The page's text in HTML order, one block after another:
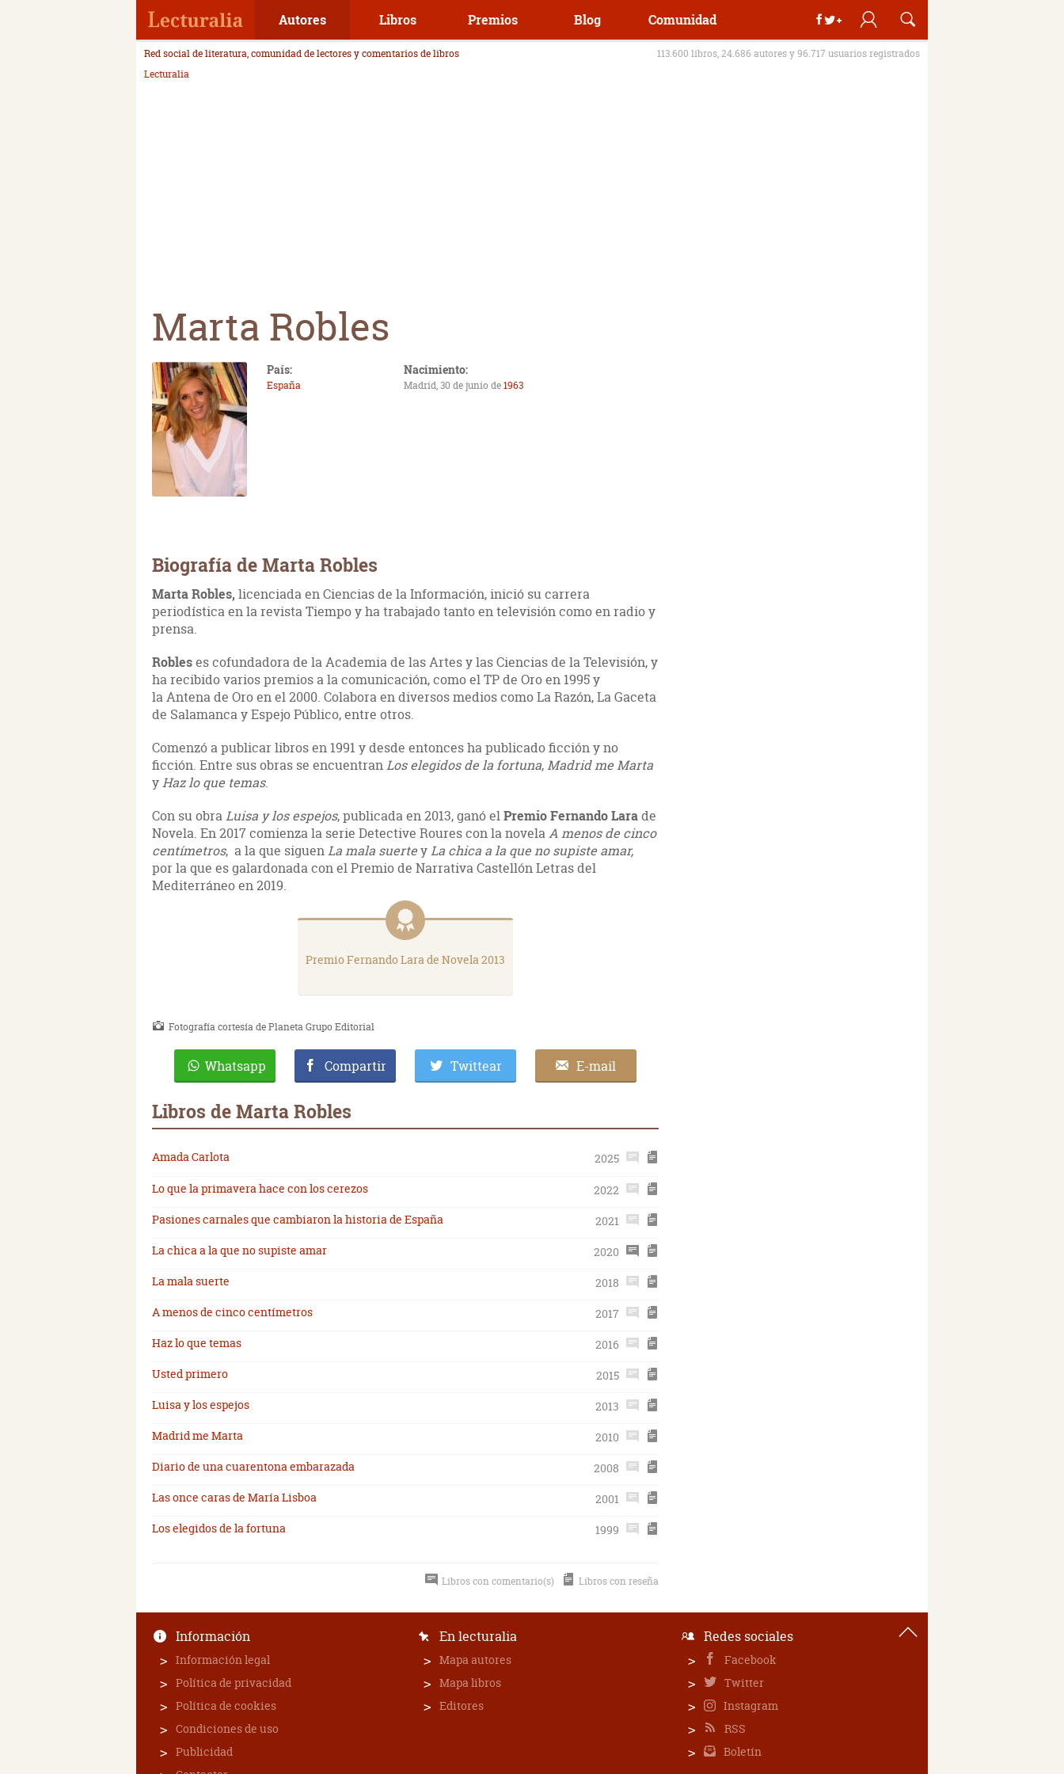
Autores Libros Premios Blog Comunidad
Red social de literatura, comunidad de lectores y comentarios de libros
113.600 libros, 24.686 autores y 96.717 usuarios registrados
Lecturalia
Marta Robles
País:
España
Nacimiento:
Madrid, 30 de junio de1963
Biografía de Marta Robles
Marta Robles, licenciada en Ciencias de la Información, inició su carrera
periodística en la revista Tiempo y ha trabajado tanto en televisión como en radio y
prensa.
Robleses cofundadora de la Academia de las Artes y las Ciencias de la Televisión, y
ha recibido varios premios a la comunicación, como el TP de Oroen 1995 y
la Antena de Oro en el 2000. Colabora en diversos medios como La Razón, La Gaceta
de Salamanca y Espejo Público, entre otros.
Comenzó a publicar libros en 1991 y desde entonces ha publicado ficción y no
ficción. Entre sus obras se encuentranLos elegidos de la fortuna,Madrid me Marta
yHaz lo que temas.
Con su obraLuisa y los espejos, publicada en 2013, ganó elPremio Fernando Larade
Novela. En 2017 comienza la serie Detective Roures con la novelaA menos de cinco
centímetros, a la que siguenLa mala suerteyLa chica a la que no supiste amar,
por la que es galardonada con el Premio de Narrativa Castellón Letras del
Mediterráneo en 2019.
Premio Fernando Lara de Novela 2013
Fotografía cortesía de Planeta Grupo Editorial
Whatsapp Compartir Twittear E-mail
Libros de Marta Robles
Amada Carlota
2025
Lo que la primavera hace con los cerezos
2022
Pasiones carnales que cambiaron la historia de España
2021
La chica a la que no supiste amar
2020
La mala suerte
2018
A menos de cinco centímetros
2017
Haz lo que temas
2016
Usted primero
2015
Luisa y los espejos
2013
Madrid me Marta
2010
Diario de una cuarentona embarazada
2008
Las once caras de María Lisboa
2001
Los elegidos de la fortuna
1999
Libros con comentario(s) Libros con reseña
Información
Información legal
Política de privacidad
Política de cookies
Condiciones de uso
Publicidad
En lecturalia
Mapa autores
Mapa libros
Editores
Redes sociales
Facebook
Twitter
Instagram
RSS
Boletín